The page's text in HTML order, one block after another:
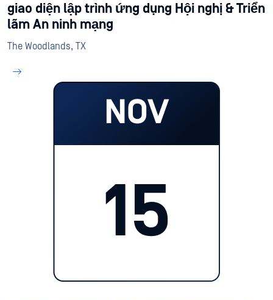
giao diện lập trình ứng dụng Hội nghị & Triển
lãm An ninh mạng
The Woodlands, TX